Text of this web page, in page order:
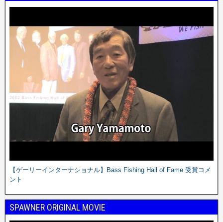
【ゲーリーインターナショナル】Bass Fishing Hall of Fame 受賞コメ
ント
SPAWNER ORIGINAL MOVIE